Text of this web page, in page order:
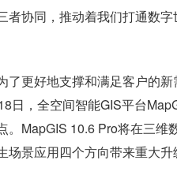
者协同，推动着我们打通数
了更好地支撑和满足客户的
日，全空间智能GIS平台
。MapGIS 10.6 Pro将在三
场景应用四个方向带来重大升